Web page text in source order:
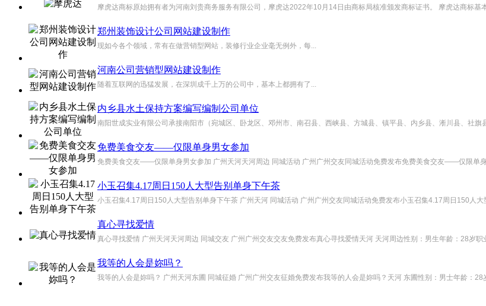
摩虎达商标原始拥有者为河南刘贵商务服务有限公司，摩虎达2022年10月14日由商标局核准颁发商标证书。 摩虎达商标基
郑州装饰设计公司网站建设制作
现如今各个领域，常有在做营销型网站，装修行业企业毫无例外，每...
河南公司营销型网站建设制作
随着互联网的迅猛发展，在深圳成千上万的公司中，基本上都拥有了...
内乡县水土保持方案编写编制公司单位
南阳世成实业有限公司承接南阳市（宛城区、卧龙区、邓州市、南召县、西峡县、方城县、镇平县、内乡县、淅川县、社
免费美食交友——仅限单身男女参加
免费美食交友——仅限单身男女参加 广州天河天河周边 同城活动 广州广州交友同城活动免费发布免费美食交友——仅限单
小玉召集4.17周日150人大型告别单身下午茶
小玉召集4.17周日150人大型告别单身下午茶 广州天河 同城活动 广州广州交友同城活动免费发布小玉召集4.17周日150人
真心寻找爱情
真心寻找爱情 广州天河天河周边 同城交友 广州广州交友交友免费发布真心寻找爱情天河 天河周边性别：男生年龄：28岁
我等的人会是妳吗？
我等的人会是妳吗？ 广州天河东圃 同城征婚 广州广州交友征婚免费发布我等的人会是妳吗？天河 东圃性别：男士年龄：